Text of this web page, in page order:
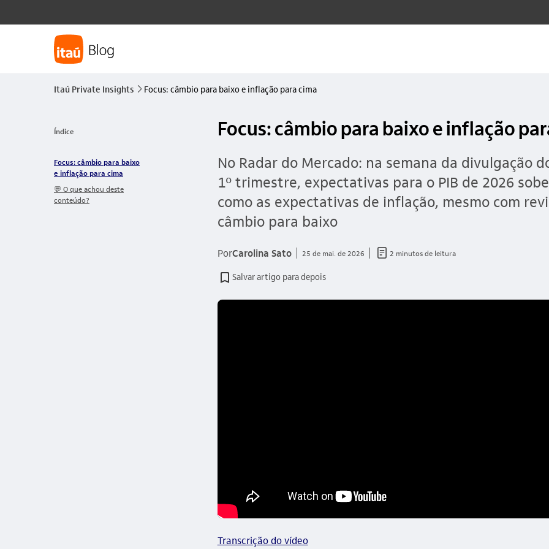
Itaú Private Insights seta_direita Focus: câmbio para baixo e inflação para cima
Índice
Focus: câmbio para baixo
e inflação para cima
💬 O que achou deste
conteúdo?
Focus: câmbio para baixo e inflação
No Radar do Mercado: na semana da divulgação
1º trimestre, expectativas para o PIB de 2026
como as expectativas de inflação, mesmo com
câmbio para baixo
PorCarolina Sato 25 de mai. de 2026 documento_outline 2 minutos de leitura
Salvar artigo para depois
Transcrição do vídeo